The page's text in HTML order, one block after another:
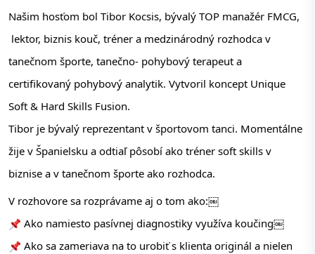
Našim hosťom bol Tibor Kocsis, bývalý TOP manažér FMCG,
lektor, biznis kouč, tréner a medzinárodný rozhodca v
tanečnom športe, tanečno- pohybový terapeut a
certifikovaný pohybový analytik. Vytvoril koncept Unique
Soft & Hard Skills Fusion.
Tibor je bývalý reprezentant v športovom tanci. Momentálne
žije v Španielsku a odtiaľ pôsobí ako tréner soft skills v
biznise a v tanečnom športe ako rozhodca.
V rozhovore sa rozprávame aj o tom ako:￼
Ako namiesto pasívnej diagnostiky využíva koučing￼
Ako sa zameriava na to urobiť s klienta originál a nielen